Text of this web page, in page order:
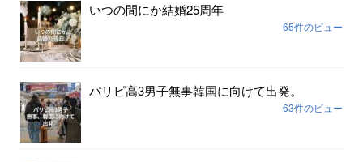
いつの間にか結婚25周年
65件のビュー
パリピ高3男子無事韓国に向けて出発。
63件のビュー